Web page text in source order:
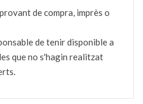
de compra, imprès o
de tenir disponible a
que no s'hagin realitzat